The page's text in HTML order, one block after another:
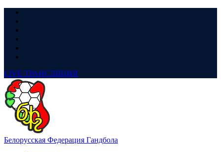
LIVE ТРАНСЛЯЦИЯ
Белорусская Федерация Гандбола